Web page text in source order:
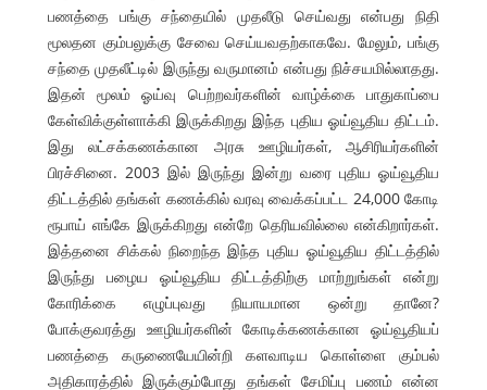
பணத்தை பங்கு சந்தையில் முதலீடு செய்வது என்பது நிதி
மூலதன கும்பலுக்கு சேவை செய்யவதற்காகவே. மேலும், பங்கு
சந்தை முதலீட்டில் இருந்து வருமானம் என்பது நிச்சயமில்லாதது.
இதன் மூலம் ஓய்வு பெற்றவர்களின் வாழ்க்கை பாதுகாப்பை
கேள்விக்குள்ளாக்கி இருக்கிறது இந்த புதிய ஓய்வூதிய திட்டம்.
இது லட்சக்கணக்கான அரசு ஊழியர்கள், ஆசிரியர்களின்
பிரச்சினை. 2003 இல் இருந்து இன்று வரை புதிய ஓய்வூதிய
திட்டத்தில் தங்கள் கணக்கில் வரவு வைக்கப்பட்ட 24,000 கோடி
ரூபாய் எங்கே இருக்கிறது என்றே தெரியவில்லை என்கிறார்கள்.
இத்தனை சிக்கல் நிறைந்த இந்த புதிய ஓய்வூதிய திட்டத்தில்
இருந்து பழைய ஓய்வூதிய திட்டத்திற்கு மாற்றுங்கள் என்று
கோரிக்கை எழுப்புவது நியாயமான ஒன்று தானே?
போக்குவரத்து ஊழியர்களின் கோடிக்கணக்கான ஓய்வூதியப்
பணத்தை கருணையேயின்றி களவாடிய கொள்ளை கும்பல்
அதிகாரத்தில் இருக்கும்போது தங்கள் சேமிப்பு பணம் என்ன